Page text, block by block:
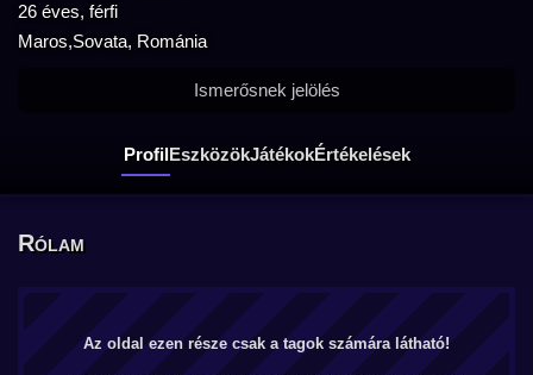
26 éves, férfi
Maros,Sovata, Románia
ProfilEszközökJátékokÉrtékelések
Ismerősnek jelölés
Rólam
Az oldal ezen része csak a tagok számára látható!